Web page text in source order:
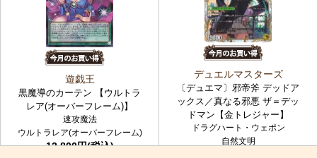
遊戯王
黒魔導のカーテン 【ウルトラ
レア(オーバーフレーム)】
速攻魔法
ウルトラレア(オーバーフレーム)
12,800円(税込)
デュエルマスターズ
〔デュエマ〕邪帝斧 デッドア
ックス／真なる邪悪 ザ＝デッ
ドマン【金トレジャー】
ドラグハート・ウェポン
自然文明